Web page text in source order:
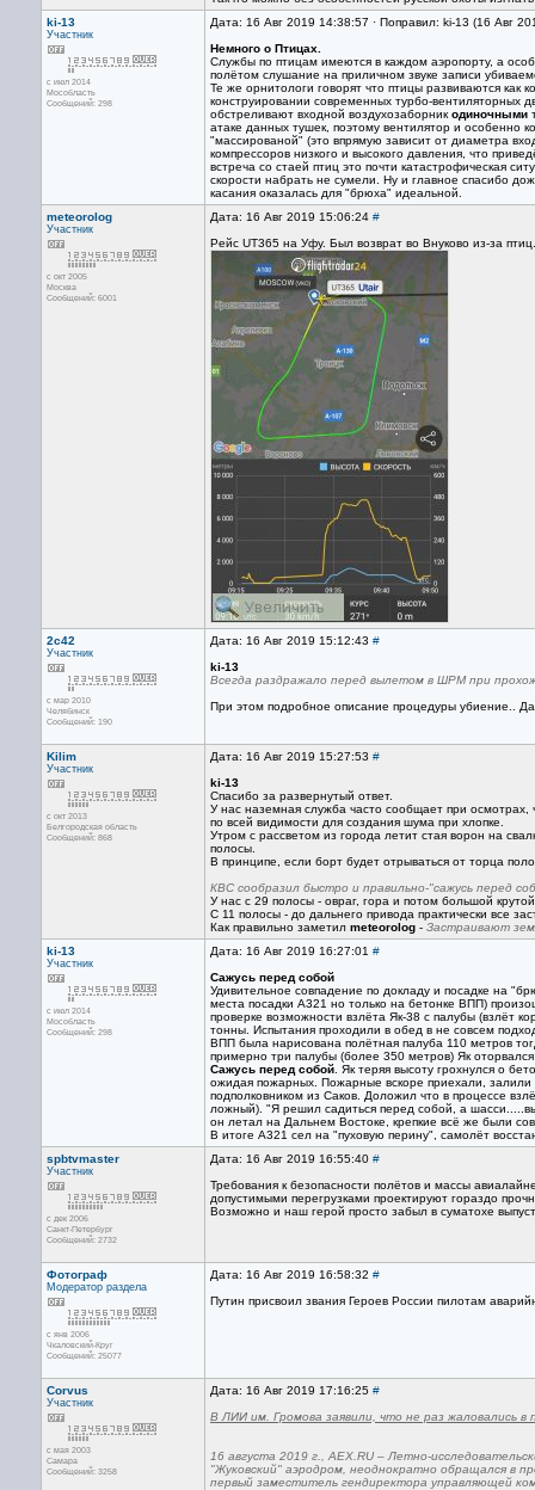
ki-13
Участник
с июл 2014
Мособласть
Сообщений: 298
Дата: 16 Авг 2019 14:38:57 · Поправил: ki-13 (16 Авг
Немного о Птицах.
Службы по птицам имеются в каждом аэропорту, а
полётом слушание на приличном звуке записи
Те же орнитологи говорят что птицы развиваются как
конструировании современных турбо-вентиляторных
обстреливают входной воздухозаборник одиночными
атаке данных тушек, поэтому вентилятор и особенно
"массированой" (это впрямую зависит от диаметра
компрессоров низкого и высокого давления, что
встреча со стаей птиц это почти катастрофическая
скорости набрать не сумели. Ну и главное спасибо
касания оказалась для "брюха" идеальной.
meteorolog
Участник
с окт 2005
Москва
Сообщений: 6001
Дата: 16 Авг 2019 15:06:24 #
Рейс UT365 на Уфу. Был возврат во Внуково из-за птиц.
2c42
Участник
с мар 2010
Челябинск
Сообщений: 190
Дата: 16 Авг 2019 15:12:43 #
ki-13
Всегда раздражало перед вылетом в ШРМ при
При этом подробное описание процедуры убиение..
Kilim
Участник
с окт 2013
Белгородская область
Сообщений: 868
Дата: 16 Авг 2019 15:27:53 #
ki-13
Спасибо за развернутый ответ.
У нас наземная служба часто сообщает при осмотрах,
по всей видимости для создания шума при хлопке.
Утром с рассветом из города летит стая ворон на
полосы.
В принципе, если борт будет отрываться от торца
КВС сообразил быстро и правильно-"сажусь перед
У нас с 29 полосы - овраг, гора и потом большой крутой
С 11 полосы - до дальнего привода практически все
Как правильно заметил meteorolog - Застраивают
ki-13
Участник
с июл 2014
Мособласть
Сообщений: 298
Дата: 16 Авг 2019 16:27:01 #
Сажусь перед собой
Удивительное совпадение по докладу и посадке на
места посадки А321 но только на бетонке ВПП)
проверке возможности взлёта Як-38 с палубы (взлёт
тонны. Испытания проходили в обед в не совсем
ВПП была нарисована полётная палуба 110 метров
примерно три палубы (более 350 метров) Як
Сажусь перед собой . Як теряя высоту грохнулся о
ожидая пожарных. Пожарные вскоре приехали,
подполковником из Саков. Доложил что в процессе
ложный). "Я решил садиться перед собой, а
он летал на Дальнем Востоке, крепкие всё же были
В итоге А321 сел на "пуховую перину", самолёт
spbtvmaster
Участник
с дек 2006
Санкт-Петербург
Сообщений: 2732
Дата: 16 Авг 2019 16:55:40 #
Требования к безопасности полётов и массы
допустимыми перегрузками проектируют гораздо
Возможно и наш герой просто забыл в суматохе
Фотограф
Модератор раздела
с янв 2006
Чкаловский-Круг
Сообщений: 25077
Дата: 16 Авг 2019 16:58:32 #
Путин присвоил звания Героев России пилотам
Corvus
Участник
с мая 2003
Самара
Сообщений: 3258
Дата: 16 Авг 2019 17:16:25 #
В ЛИИ им. Громова заявили, что не раз жаловались в
16 августа 2019 г., AEX.RU – Летно-
"Жуковский" аэродром, неоднократно обращался в
первый заместитель гендиректора управляющей